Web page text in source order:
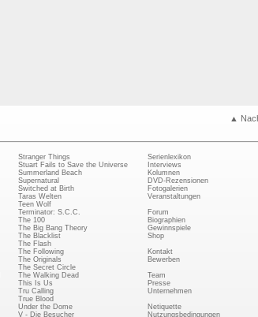
▲
Stranger Things
Stuart Fails to Save the Universe
Summerland Beach
Supernatural
Switched at Birth
Taras Welten
Teen Wolf
Terminator: S.C.C.
The 100
The Big Bang Theory
The Blacklist
The Flash
The Following
The Originals
The Secret Circle
The Walking Dead
This Is Us
Tru Calling
True Blood
Under the Dome
V - Die Besucher
Serienlexikon
Interviews
Kolumnen
DVD-Rezensionen
Fotogalerien
Veranstaltungen
Forum
Biographien
Gewinnspiele
Shop
Kontakt
Bewerben
Team
Presse
Unternehmen
Netiquette
Nutzungsbedingungen